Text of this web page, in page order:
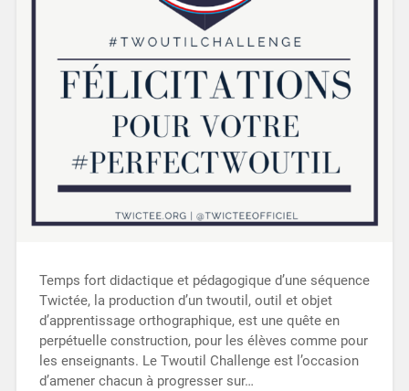
Temps fort didactique et pédagogique d’une séquence
Twictée, la production d’un twoutil, outil et objet
d’apprentissage orthographique, est une quête en
perpétuelle construction, pour les élèves comme pour
les enseignants. Le Twoutil Challenge est l’occasion
d’amener chacun à progresser sur…